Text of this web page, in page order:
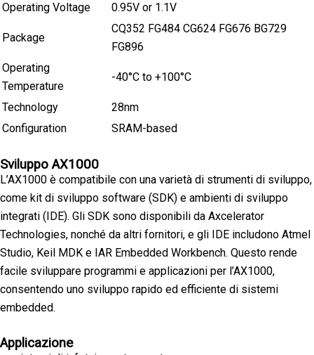
Operating Voltage
0.95V or 1.1V
Package
CQ352 FG484 CG624 FG676 BG729
FG896
Operating
Temperature
-40°C to +100°C
Technology
28nm
Configuration
SRAM-based
Sviluppo AX1000
L’AX1000 è compatibile con una varietà di strumenti di sviluppo,
come kit di sviluppo software (SDK) e ambienti di sviluppo
integrati (IDE). Gli SDK sono disponibili da Axcelerator
Technologies, nonché da altri fornitori, e gli IDE includono Atmel
Studio, Keil MDK e IAR Embedded Workbench. Questo rende
facile sviluppare programmi e applicazioni per l’AX1000,
consentendo uno sviluppo rapido ed efficiente di sistemi
embedded.
Applicazione